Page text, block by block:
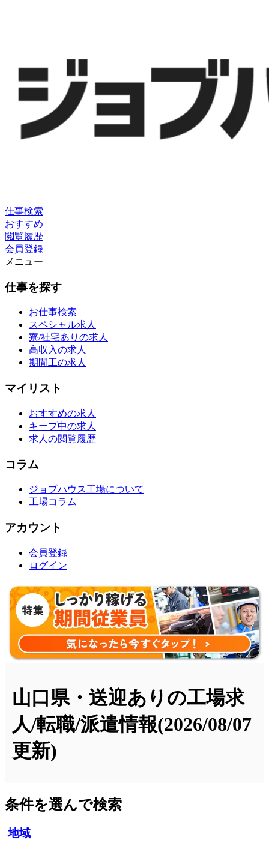
仕事検索
おすすめ
閲覧履歴
会員登録
メニュー
仕事を探す
お仕事検索
スペシャル求人
寮/社宅ありの求人
高収入の求人
期間工の求人
マイリスト
おすすめの求人
キープ中の求人
求人の閲覧履歴
コラム
ジョブハウス工場について
工場コラム
アカウント
会員登録
ログイン
山口県・送迎ありの工場求
人/転職/派遣情報(2026/08/07
更新)
条件を選んで検索
地域